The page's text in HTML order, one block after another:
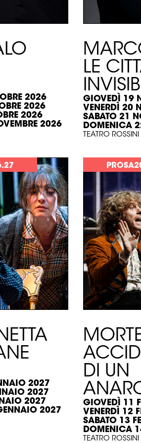
2026
2026
2026
2026
LE
GIOVEDÌ 19
VENERDÌ 20
SABATO 21
DOMENICA
TEATRO ROSSINI
2027
2027
2027
2027
DI UN
GIOVEDÌ 11
VENERDÌ 12
SABATO 13
DOMENICA
TEATRO ROSSINI